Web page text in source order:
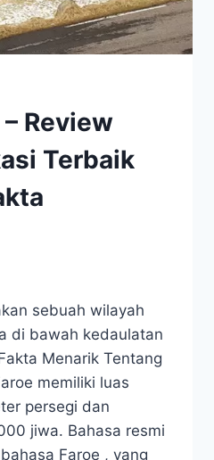
Review
Terbaik
sebuah wilayah
di bawah kedaulatan
Menarik Tentang
memiliki luas
persegi dan
jiwa. Bahasa resmi
Faroe , yang